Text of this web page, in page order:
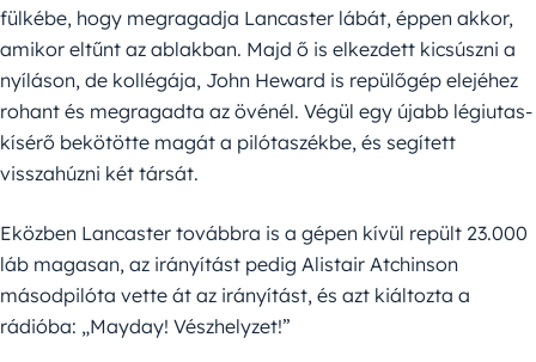
fülkébe, hogy megragadja Lancaster lábát, éppen akkor,
amikor eltűnt az ablakban. Majd ő is elkezdett kicsúszni a
nyíláson, de kollégája, John Heward is repülőgép elejéhez
rohant és megragadta az övénél. Végül egy újabb légiutas-
kísérő bekötötte magát a pilótaszékbe, és segített
visszahúzni két társát.
Eközben Lancaster továbbra is a gépen kívül repült 23.000
láb magasan, az irányítást pedig Alistair Atchinson
másodpilóta vette át az irányítást, és azt kiáltozta a
rádióba: „Mayday! Vészhelyzet!”